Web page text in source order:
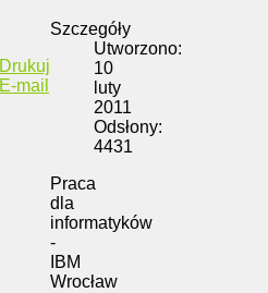
Drukuj
E-mail
Szczegóły
Utworzono:
10
luty
2011
Odsłony:
4431
Praca
dla
informatyków
-
IBM
Wrocław